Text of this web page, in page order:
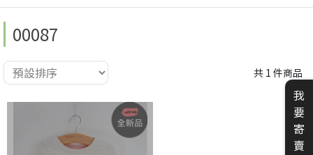
00087
共 1 件商品
我
要
寄
賣